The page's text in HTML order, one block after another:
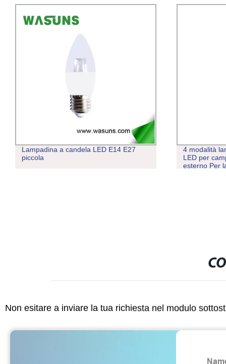
Lampadina a candela LED E14 E27
piccola
4 modalità
LED per
esterno Per
Non esitare a inviare la tua richiesta nel modulo